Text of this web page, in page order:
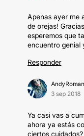
Apenas ayer me
de orejas!
esperemos que
encuentro genial
Responder
AndyRoman
3 sep 2018
Ya casi vas a
ahora ya estás
ciertos cuidados?